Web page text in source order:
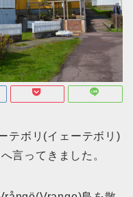
テボリ(イェーテボリ)
言ってきました。